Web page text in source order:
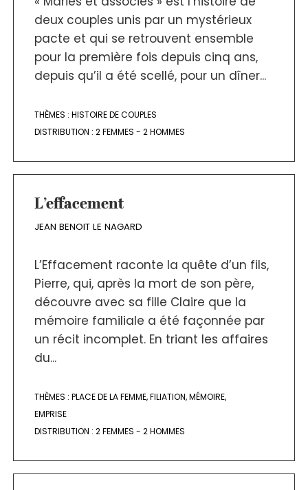
deux couples unis par un mystérieux
pacte et qui se retrouvent ensemble
pour la première fois depuis cinq ans,
depuis qu’il a été scellé, pour un dîner...
THÈMES : HISTOIRE DE COUPLES
DISTRIBUTION : 2 FEMMES - 2 HOMMES
L’effacement
JEAN BENOIT LE NAGARD
L’Effacement raconte la quête d’un fils,
Pierre, qui, après la mort de son père,
découvre avec sa fille Claire que la
mémoire familiale a été façonnée par
un récit incomplet. En triant les affaires
du...
THÈMES : PLACE DE LA FEMME,FILIATION,MÉMOIRE,
EMPRISE
DISTRIBUTION : 2 FEMMES - 2 HOMMES